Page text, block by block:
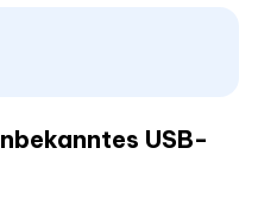
USB-